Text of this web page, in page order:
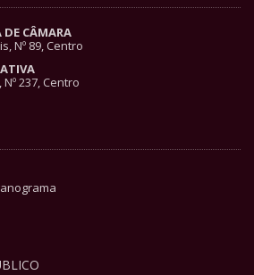
DE CÂMARA
Nº 89, Centro
237, Centro